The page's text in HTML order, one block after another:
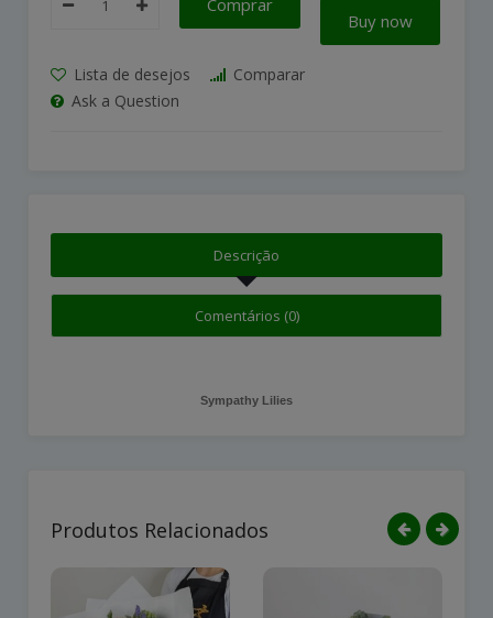
Comprar
Buy now
Lista de desejos
Comparar
Ask a Question
Descrição
Comentários (0)
Sympathy Lilies
Produtos Relacionados